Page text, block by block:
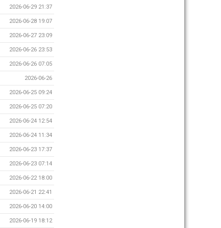
2026-06-29 21:37
2026-06-28 19:07
2026-06-27 23:09
2026-06-26 23:53
2026-06-26 07:05
2026-06-26
2026-06-25 09:24
2026-06-25 07:20
2026-06-24 12:54
2026-06-24 11:34
2026-06-23 17:37
2026-06-23 07:14
2026-06-22 18:00
2026-06-21 22:41
2026-06-20 14:00
2026-06-19 18:12